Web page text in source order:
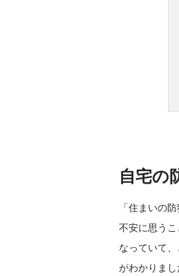
自宅の
「住まいの
不安に思う
なっていて
がわかりまし